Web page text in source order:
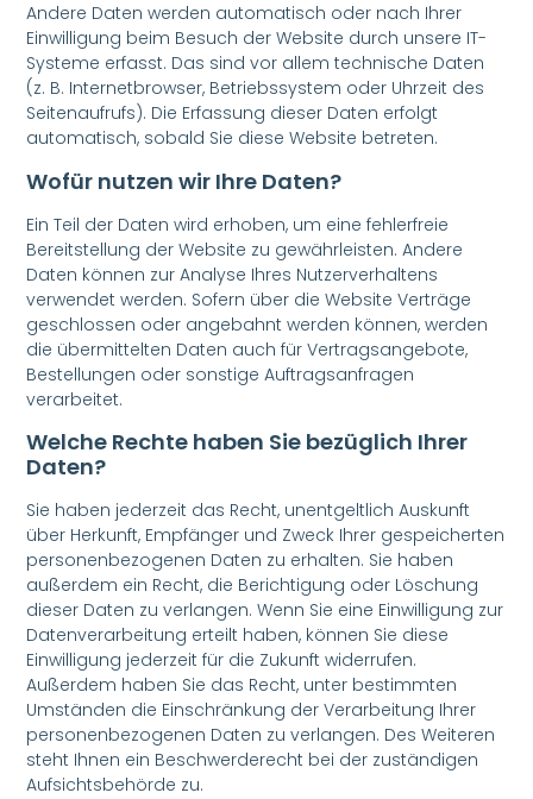
Andere Daten werden automatisch oder nach Ihrer
Einwilligung beim Besuch der Website durch unsere IT-
Systeme erfasst. Das sind vor allem technische Daten
(z. B. Internetbrowser, Betriebssystem oder Uhrzeit des
Seitenaufrufs). Die Erfassung dieser Daten erfolgt
automatisch, sobald Sie diese Website betreten.
Wofür nutzen wir Ihre Daten?
Ein Teil der Daten wird erhoben, um eine fehlerfreie
Bereitstellung der Website zu gewährleisten. Andere
Daten können zur Analyse Ihres Nutzerverhaltens
verwendet werden. Sofern über die Website Verträge
geschlossen oder angebahnt werden können, werden
die übermittelten Daten auch für Vertragsangebote,
Bestellungen oder sonstige Auftragsanfragen
verarbeitet.
Welche Rechte haben Sie bezüglich Ihrer
Daten?
Sie haben jederzeit das Recht, unentgeltlich Auskunft
über Herkunft, Empfänger und Zweck Ihrer gespeicherten
personenbezogenen Daten zu erhalten. Sie haben
außerdem ein Recht, die Berichtigung oder Löschung
dieser Daten zu verlangen. Wenn Sie eine Einwilligung zur
Datenverarbeitung erteilt haben, können Sie diese
Einwilligung jederzeit für die Zukunft widerrufen.
Außerdem haben Sie das Recht, unter bestimmten
Umständen die Einschränkung der Verarbeitung Ihrer
personenbezogenen Daten zu verlangen. Des Weiteren
steht Ihnen ein Beschwerderecht bei der zuständigen
Aufsichtsbehörde zu.